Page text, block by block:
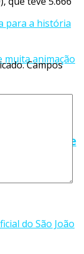
para a
e
Campos